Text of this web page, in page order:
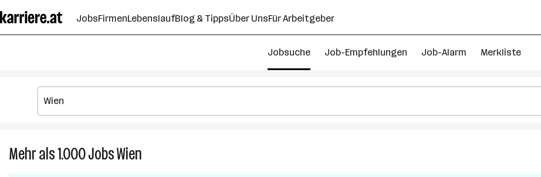
Seiteninhalt
springen
JobsFirmenLebenslaufBlog & TippsÜber UnsFür Arbeitgeber
Jobsuche Job-Empfehlungen Job-Alarm Merkliste
Mehr als 1.000JobsWien